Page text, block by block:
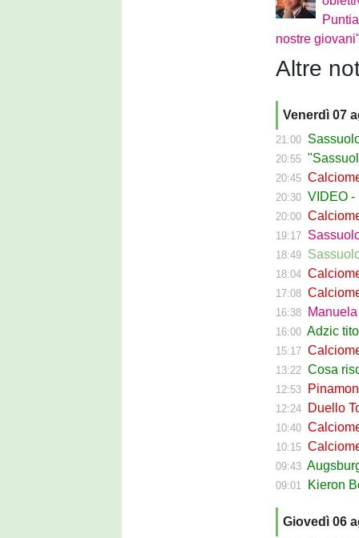
nostre
Altre
Venerdì 07
21:00 Sassuolo
20:55 "Sassuolo,
20:45
20:30 VIDEO - La
20:00
19:17 Sassuolo
18:49
18:04
17:08
16:38 Manuela
16:00 Adzic
15:17
13:22 Cosa
12:53 Pinamonti
12:24 Duello
10:40
10:15
09:43 Augsburg
09:01 Kieron
Giovedì 06